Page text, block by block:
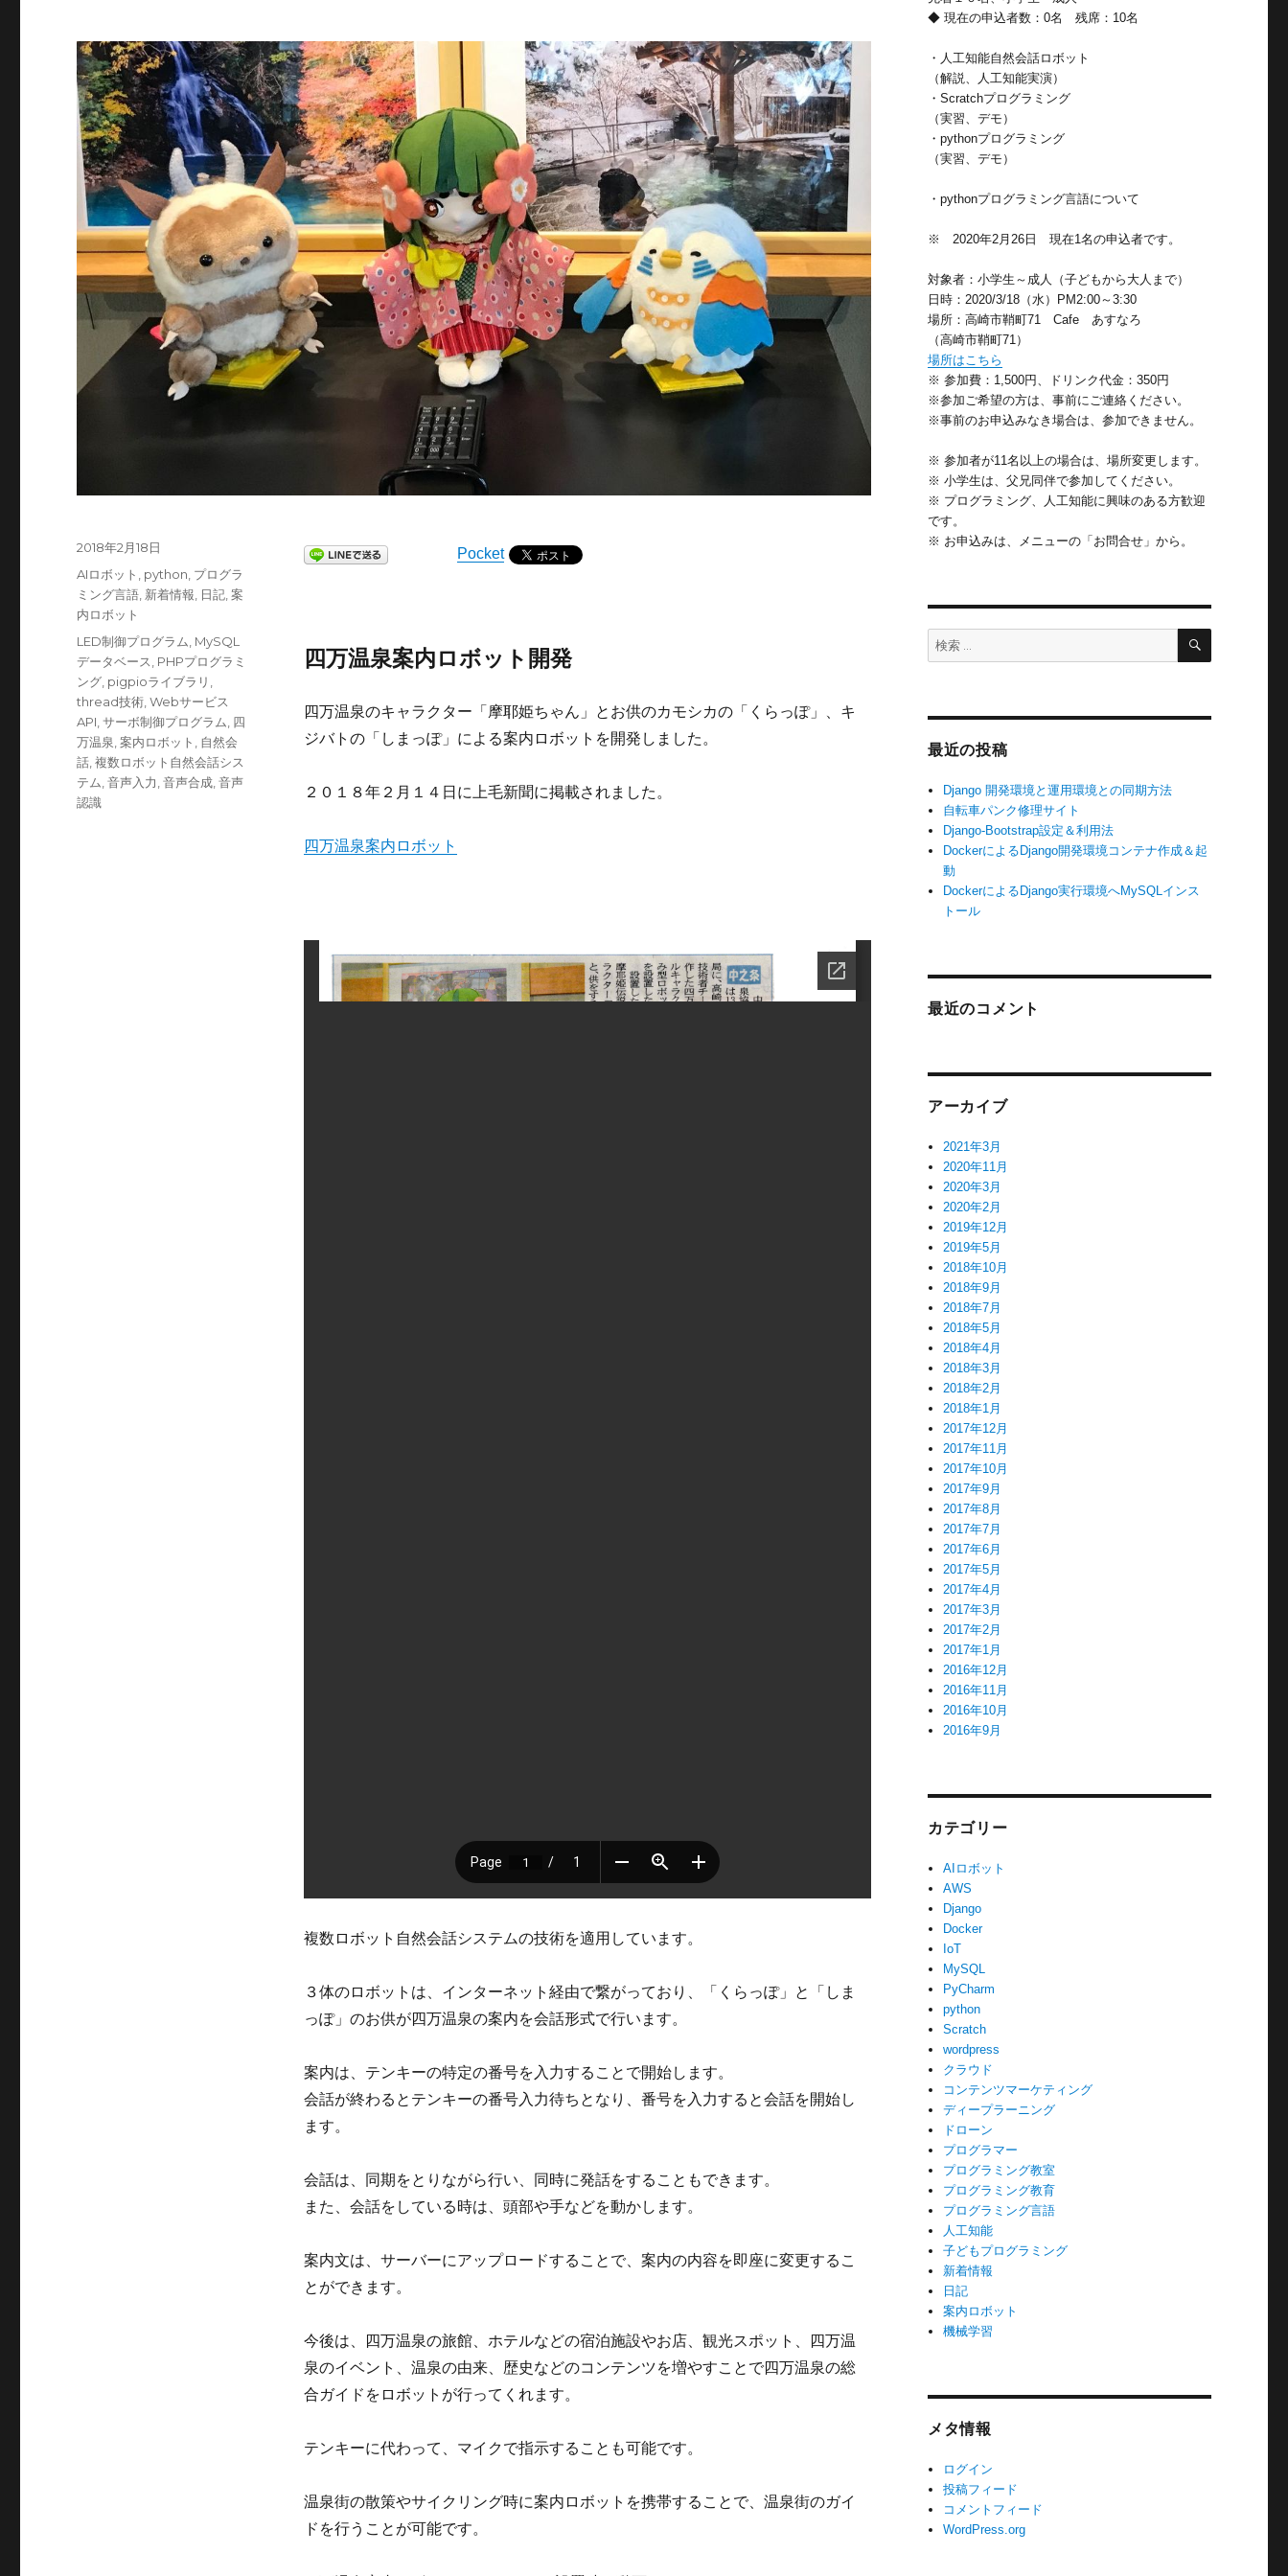
Pocket
四万温泉案内ロボット開発
四万温泉のキャラクター「摩耶姫ちゃん」とお供のカモシカの「くらっぽ」、キ
ジバトの「しまっぽ」による案内ロボットを開発しました。
２０１８年２月１４日に上毛新聞に掲載されました。
四万温泉案内ロボット
複数ロボット自然会話システムの技術を適用しています。
３体のロボットは、インターネット経由で繋がっており、「くらっぽ」と「しま
っぽ」のお供が四万温泉の案内を会話形式で行います。
案内は、テンキーの特定の番号を入力することで開始します。
会話が終わるとテンキーの番号入力待ちとなり、番号を入力すると会話を開始し
ます。
会話は、同期をとりながら行い、同時に発話をすることもできます。
また、会話をしている時は、頭部や手などを動かします。
案内文は、サーバーにアップロードすることで、案内の内容を即座に変更するこ
とができます。
今後は、四万温泉の旅館、ホテルなどの宿泊施設やお店、観光スポット、四万温
泉のイベント、温泉の由来、歴史などのコンテンツを増やすことで四万温泉の総
合ガイドをロボットが行ってくれます。
テンキーに代わって、マイクで指示することも可能です。
温泉街の散策やサイクリング時に案内ロボットを携帯することで、温泉街のガイ
ドを行うことが可能です。
投
稿
日:
2018年2月18日
カ
テ
ゴ
リ
ー
AIロボット , python, プログラ
ミング言語, 新着情報, 日記,案
内ロボット
タ
グ
LED制御プログラム, MySQL
データベース, PHPプログラミ
ング, pigpioライブラリ ,
thread技術,Webサービス
API,サーボ制御プログラム, 四
万温泉,案内ロボット , 自然会
話,複数ロボット自然会話シス
テム,音声入力,音声合成,音声
認識
◆ 現在の申込者数：0名 残席：10名
・人工知能自然会話ロボット
（解説、人工知能実演）
・Scratchプログラミング
（実習、デモ）
・pythonプログラミング
（実習、デモ）
・pythonプログラミング言語について
※ 2020年2月26日 現在1名の申込者です。
対象者：小学生～成人（子どもから大人まで）
日時：2020/3/18（水）PM2:00～3:30
場所：高崎市鞘町71 Cafe あすなろ
（高崎市鞘町71）
場所はこちら
※ 参加費：1,500円、ドリンク代金：350円
※参加ご希望の方は、事前にご連絡ください。
※事前のお申込みなき場合は、参加できません。
※ 参加者が11名以上の場合は、場所変更します。
※ 小学生は、父兄同伴で参加してください。
※ プログラミング、人工知能に興味のある方歓迎
です。
※ お申込みは、メニューの「お問合せ」から。
検
検
最近の投稿
Django 開発環境と運用環境との同期方法
自転車パンク修理サイト
Django-Bootstrap設定＆利用法
DockerによるDjango開発環境コンテナ作成＆起
動
DockerによるDjango実行環境へMySQLインス
トール
最近のコメント
アーカイブ
2021年3月
2020年11月
2020年3月
2020年2月
2019年12月
2019年5月
2018年10月
2018年9月
2018年7月
2018年5月
2018年4月
2018年3月
2018年2月
2018年1月
2017年12月
2017年11月
2017年10月
2017年9月
2017年8月
2017年7月
2017年6月
2017年5月
2017年4月
2017年3月
2017年2月
2017年1月
2016年12月
2016年11月
2016年10月
2016年9月
カテゴリー
AIロボット
AWS
Django
Docker
IoT
MySQL
PyCharm
python
Scratch
wordpress
クラウド
コンテンツマーケティング
ディープラーニング
ドローン
プログラマー
プログラミング教室
プログラミング教育
プログラミング言語
人工知能
子どもプログラミング
新着情報
日記
案内ロボット
機械学習
メタ情報
ログイン
投稿フィード
コメントフィード
WordPress.org